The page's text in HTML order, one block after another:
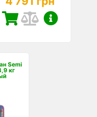
Semi
кг